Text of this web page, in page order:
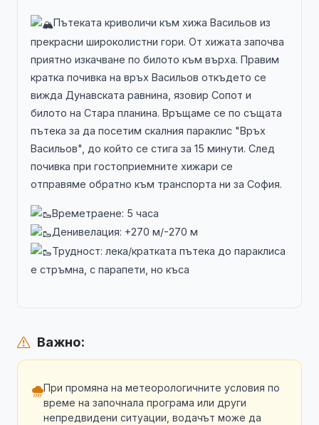
Пътеката криволичи към хижа Васильов из
прекрасни широколистни гори. От хижата започва
приятно изкачване по билото към върха. Правим
кратка почивка на връх Васильов откъдето се
вижда Дунавската равнина, язовир Сопот и
билото на Стара планина. Връщаме се по същата
пътека за да посетим скалния параклис "Връх
Васильов", до който се стига за 15 минути. След
почивка при гостоприемните хижари се
отправяме обратно към транспорта ни за София.
Времетраене: 5 часа
Денивелация: +270 м/-270 м
Трудност: лека/кратката пътека до параклиса
е стръмна, с парапети, но къса
Важно:
При промяна на метеорологичните условия по
време на започнала програма или други
непредвидени ситуации, водачът може да